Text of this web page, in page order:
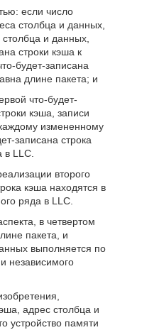
если число
столбца и данных,
и данных,
строки кэша к
будет-записана
длине пакета; и
что-будет-
кэша, записи
измененному
записана строка
в LLC.
второго
кэша находятся в
ряда в LLC.
в четвертом
пакета, и
выполняется по
независимого
адрес столбца и
устройство памяти